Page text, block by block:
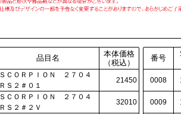
品目名
本体価格
（税込）
番号
ＳＣＯＲＰＩＯＮ ２７０４
ＲＳ２＃０１
21450 0008
ＳＣＯＲＰＩＯＮ ２７０４
ＲＳ２＃２Ｖ
32010 0009